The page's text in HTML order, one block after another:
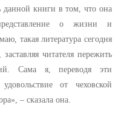
данной книги в том, что она
о жизни и
такая литература сегодня
читателя пережить
Сама я, переводя эти
от чеховской
– сказала она.